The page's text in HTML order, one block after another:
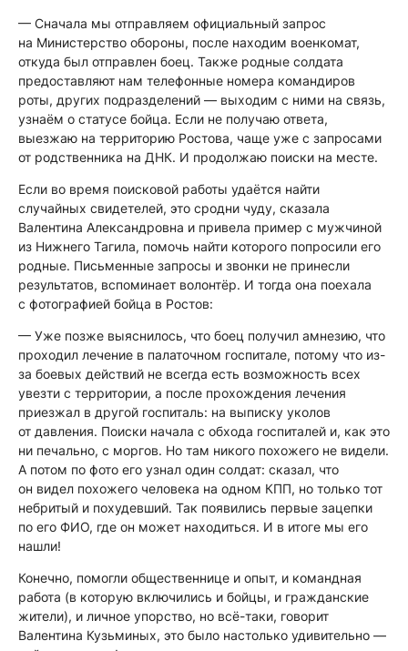
— Сначала мы отправляем официальный запрос
на Министерство обороны, после находим военкомат,
откуда был отправлен боец. Также родные солдата
предоставляют нам телефонные номера командиров
роты, других подразделений — выходим с ними на связь,
узнаём о статусе бойца. Если не получаю ответа,
выезжаю на территорию Ростова, чаще уже с запросами
от родственника на ДНК. И продолжаю поиски на месте.
Если во время поисковой работы удаётся найти
случайных свидетелей, это сродни чуду, сказала
Валентина Александровна и привела пример с мужчиной
из Нижнего Тагила, помочь найти которого попросили его
родные. Письменные запросы и звонки не принесли
результатов, вспоминает волонтёр. И тогда она поехала
с фотографией бойца в Ростов:
— Уже позже выяснилось, что боец получил амнезию, что
проходил лечение в палаточном госпитале, потому что из-
за боевых действий не всегда есть возможность всех
увезти с территории, а после прохождения лечения
приезжал в другой госпиталь: на выписку уколов
от давления. Поиски начала с обхода госпиталей и, как это
ни печально, с моргов. Но там никого похожего не видели.
А потом по фото его узнал один солдат: сказал, что
он видел похожего человека на одном КПП, но только тот
небритый и похудевший. Так появились первые зацепки
по его ФИО, где он может находиться. И в итоге мы его
нашли!
Конечно, помогли общественнице и опыт, и командная
работа (в которую включились и бойцы, и гражданские
жители), и личное упорство, но всё-таки, говорит
Валентина Кузьминых, это было настолько удивительно —